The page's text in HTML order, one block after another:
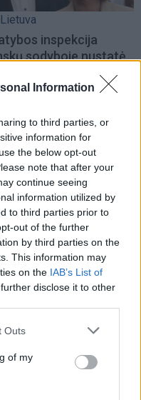
Information
to third parties, or
information for
the below opt-out
note that after your
continue seeing
information utilized by
to third parties prior to
out of the further
by third parties on the
This information may
on the IAB’s List of
disclose it to other
Outs
of my
Lietuva
inspekcija
sodyboje nustatė
vieną pažeidimą:
nugriauti dalį
Lietuva
pašto
įamžinantis
dailininkų koloniją